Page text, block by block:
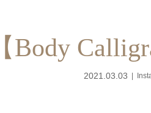
【Body
2021.03.03